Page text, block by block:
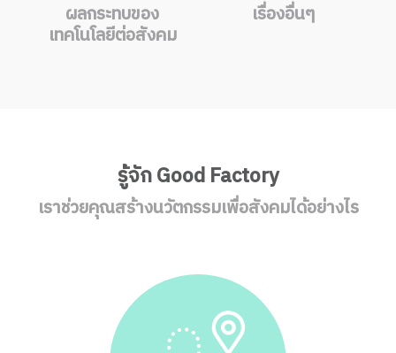
ผลกระทบของ
เทคโนโลยีต่อสังคม
เรื่องอื่นๆ
รู้จัก Good Factory
เราช่วยคุณสร้างนวัตกรรมเพื่อสังคมได้อย่างไร